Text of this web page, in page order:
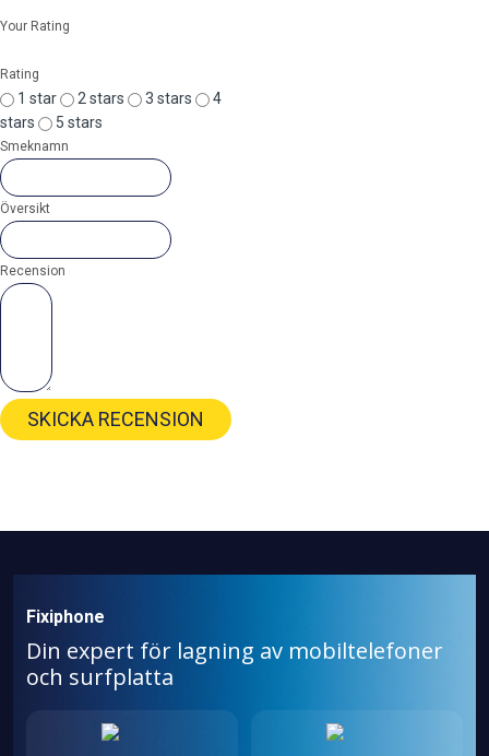
Your Rating
Rating
1 star 2 stars 3 stars
4
stars
5 stars
Smeknamn
Översikt
Recension
SKICKA RECENSION
Fixiphone
Din expert för lagning av mobiltelefoner
och surfplatta